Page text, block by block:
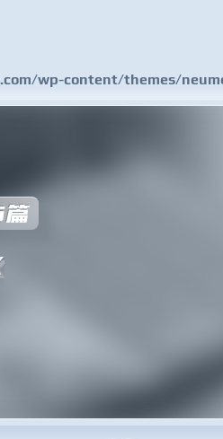
wp-content/themes/